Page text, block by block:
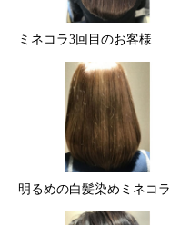
ミネコラ3回目のお客様
明るめの白髪染めミネコラ